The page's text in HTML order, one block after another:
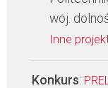
woj.
Inne
Konkurs: